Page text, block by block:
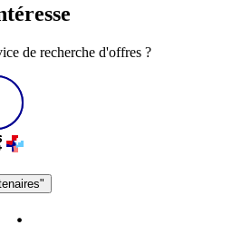
de recherche d'offres ?